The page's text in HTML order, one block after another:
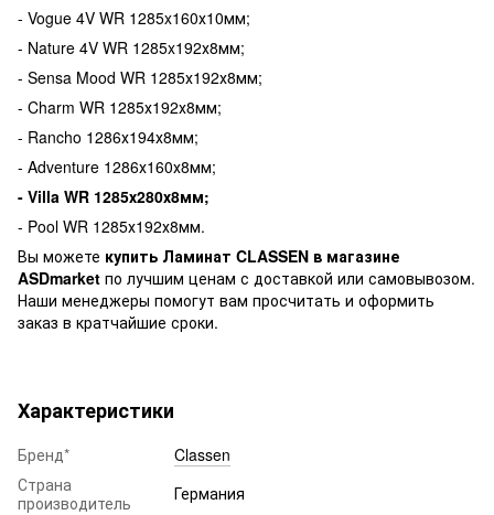
- Vogue 4V WR 1285x160х10мм;
- Nature 4V WR 1285x192х8мм;
- Sensa Mood WR 1285х192х8мм;
- Charm WR 1285х192х8мм;
- Rancho 1286х194х8мм;
- Adventure 1286х160х8мм;
- Villa WR 1285х280х8мм;
- Pool WR 1285х192х8мм.
Вы можете купить Ламинат CLASSEN в магазине
ASDmarket по лучшим ценам с доставкой или самовывозом.
Наши менеджеры помогут вам просчитать и оформить
заказ в кратчайшие сроки.
Характеристики
Бренд*
Classen
Страна
производитель
Германия